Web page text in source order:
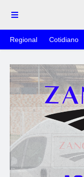
Regional Cotidiano